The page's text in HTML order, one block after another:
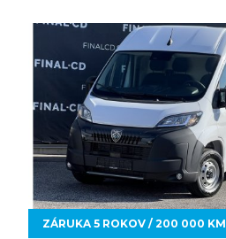
ZÁRUKA 5 ROKOV / 200 000 KM